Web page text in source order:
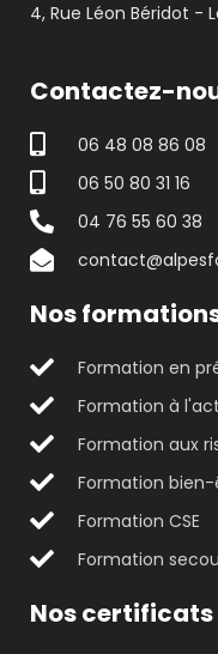
4, Rue Léon Béridot -
Contactez-
06 48 08 86 08
06 50 80 31 16
04 76 55 60 38
Nos
Formation en
Formation à
Formation aux
Formation
Formation CSE
Formation
Nos certificats